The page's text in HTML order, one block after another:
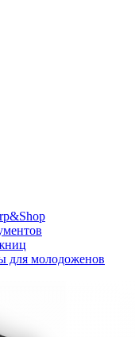
для молодоженов